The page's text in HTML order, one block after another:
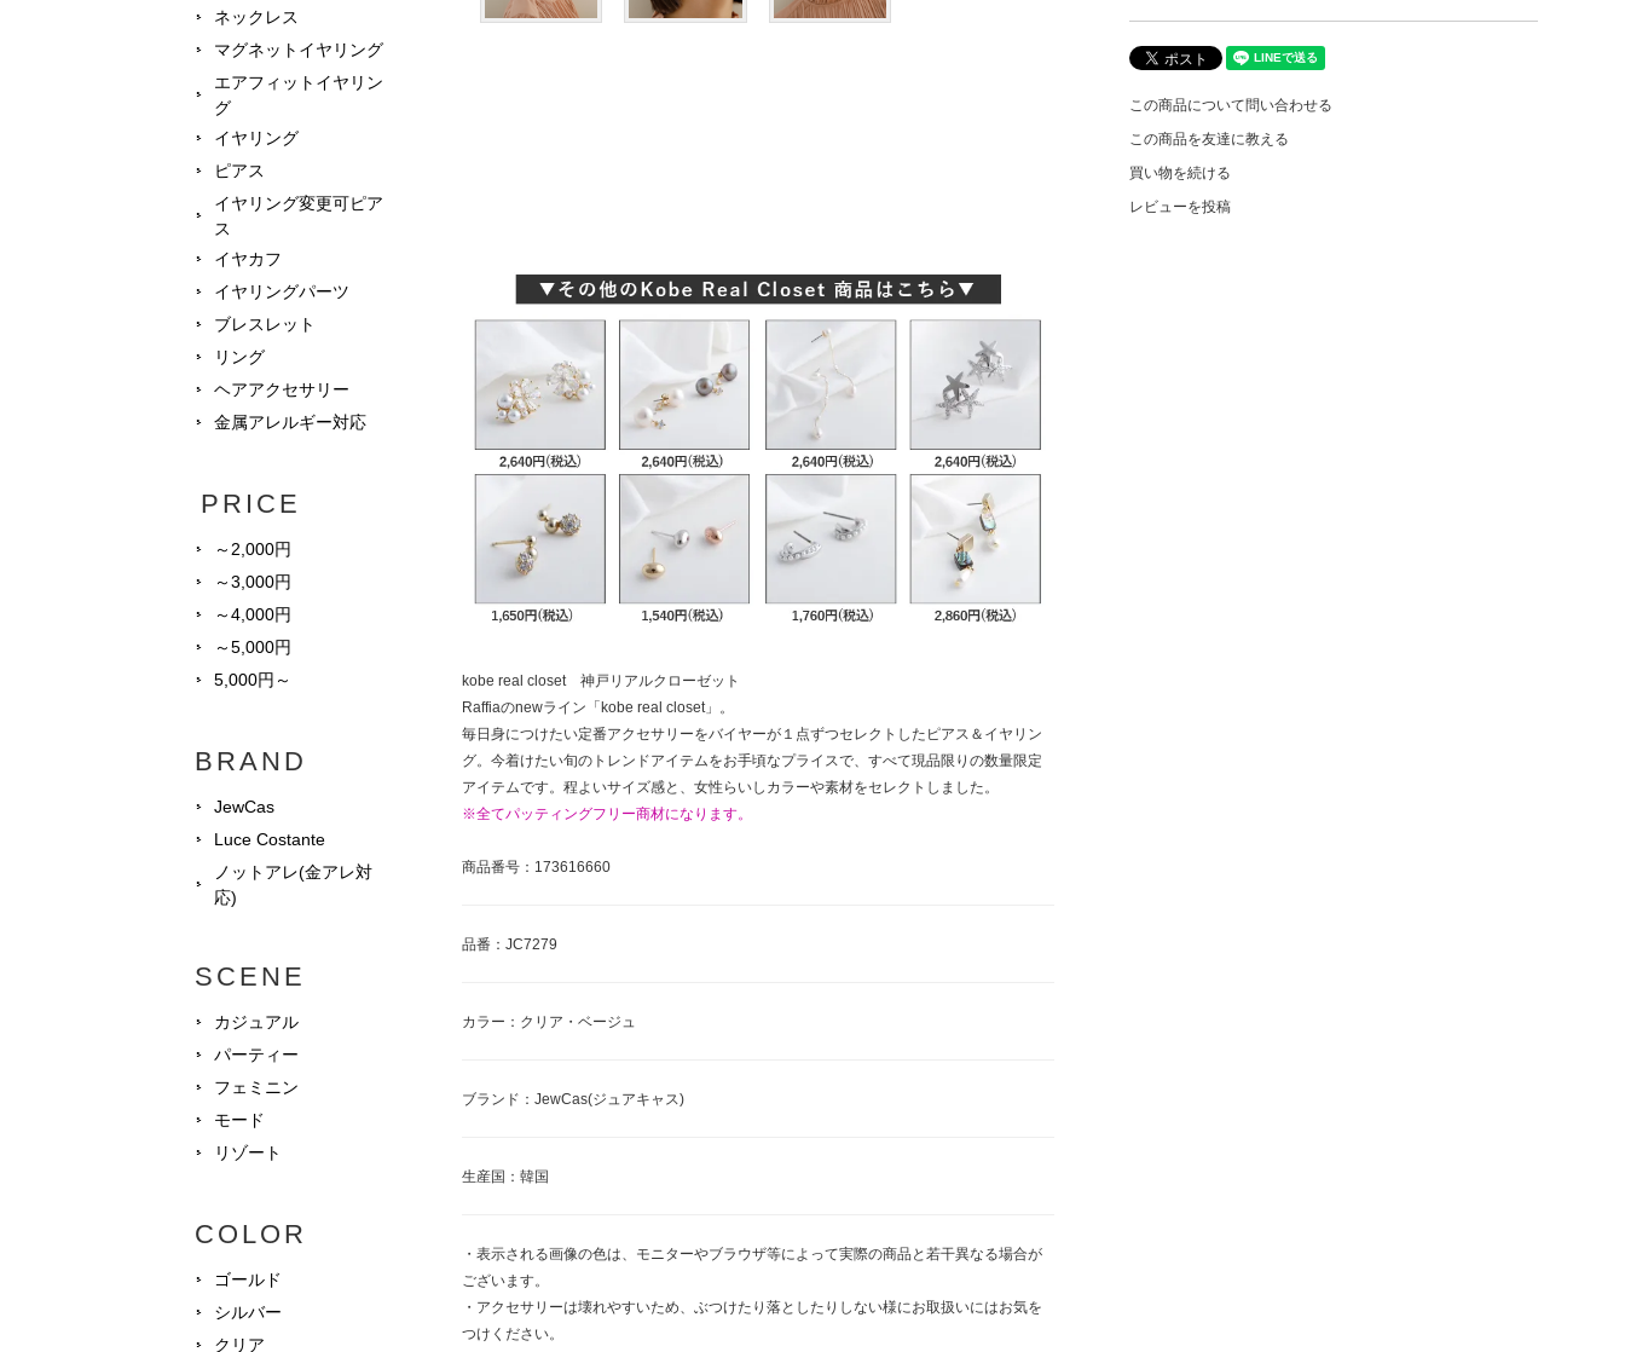
この商品について問い合わせる
この商品を友達に教える
買い物を続ける
レビューを投稿
kobe real closet 神戸リアルクローゼット
Raffiaのnewライン「kobe real closet」。
毎日身につけたい定番アクセサリーをバイヤーが１点ずつセレクトしたピアス＆イヤリン
グ。今着けたい旬のトレンドアイテムをお手頃なプライスで、すべて現品限りの数量限定
アイテムです。程よいサイズ感と、女性らいしカラーや素材をセレクトしました。
※全てパッティングフリー商材になります。
商品番号：173616660
品番：JC7279
カラー：クリア・ベージュ
ブランド：JewCas(ジュアキャス)
生産国：韓国
・表示される画像の色は、モニターやブラウザ等によって実際の商品と若干異なる場合が
ございます。
・アクセサリーは壊れやすいため、ぶつけたり落としたりしない様にお取扱いにはお気を
つけください。
ネックレス
マグネットイヤリング
エアフィットイヤリン
グ
イヤリング
ピアス
イヤリング変更可ピア
ス
イヤカフ
イヤリングパーツ
ブレスレット
リング
ヘアアクセサリー
金属アレルギー対応
PRICE
～2,000円
～3,000円
～4,000円
～5,000円
5,000円～
BRAND
JewCas
Luce Costante
ノットアレ(金アレ対
応)
SCENE
カジュアル
パーティー
フェミニン
モード
リゾート
COLOR
ゴールド
シルバー
クリア